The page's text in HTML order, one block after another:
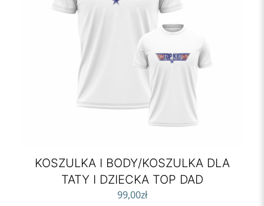
KOSZULKA I BODY/KOSZULKA DLA
TATY I DZIECKA TOP DAD
99,00zł